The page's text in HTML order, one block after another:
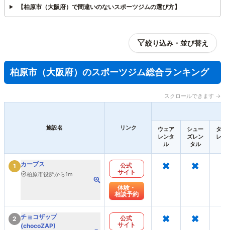
【柏原市（大阪府）で間違いのないスポーツジムの選び方】
絞り込み・並び替え
柏原市（大阪府）のスポーツジム総合ランキング
スクロールできます →
施設名 リンク
ウェア
レンタ
ル
シュー
ズレン
タル
タ
レ
1 カーブス
柏原市役所から1m
公式
サイト
体験・
相談予約
× ×
2 チョコザップ
(chocoZAP)
公式
サイト
× ×